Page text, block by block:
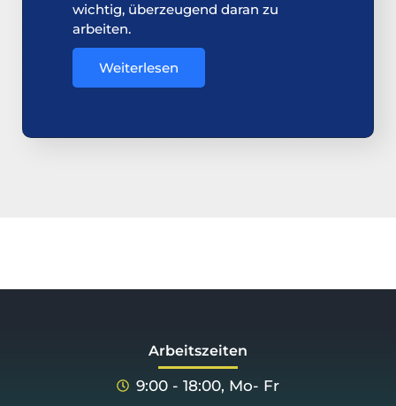
wichtig, überzeugend daran zu
arbeiten.
Weiterlesen
Arbeitszeiten
9:00 - 18:00, Mo- Fr